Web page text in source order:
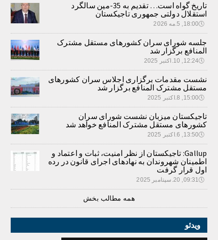
تاریخ گواه است… تقدیم به 35-مین سالگرد
استقلال دولتی جمهوری تاجیکستان
🕔18:00, 5.مه 2026
جلسه شورای سران کشورهای مستقل مشترک
المنافع برگزار شد
🕔12:24, 10.اکتبر 2025
نشست مقدمات برگزاری اجلاس سران کشورهای
مستقل مشترک المنافع برگزار شد
🕔15:00, 8.اکتبر 2025
تاجیکستان میزبان نشست شورای سران
کشورهای مستقل مشترک المنافع خواهد شد
🕔13:50, 6.اکتبر 2025
Gallup: تاجیکستان از نظر امنیت، ثبات و اعتماد و
اطمینان شهروندان به نهادهای اجرای قانون در رده
اول قرار گرفت
🕔09:31, 20.سپتامبر 2025
همه مطالب بخش
ویدئو